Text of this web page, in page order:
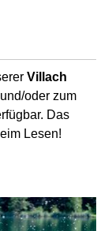
Villach
oder zum
Das
Lesen!